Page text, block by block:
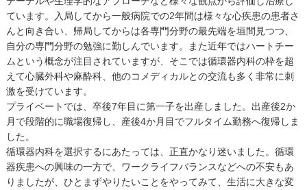
ています。入局してから一般病院での2年間は様々な心疾患の患者さ
んと向き合い、帰局してからは各専門分野の最先端を垣間見つつ、
自分の専門分野の勉強に勤しんでいます。また近年ではハートチー
ムという概念が注目されていますが、そこでは循環器内科の枠を超
えて心臓外科や麻酔科、他のコメディカルとの交流も多く非常に刺
激を受けています。
プライベートでは、卒後7年目に第一子を出産しました。出産後2か
月で段階的に職場復帰し、産後4か月目でフルタイム勤務へ復帰しま
した。
循環器内科を選択するにあたっては、正直かなり迷いました。循環
器疾患への興味の一方で、ワークライフバランスなどへの不安もあ
りましたが、ひとまずやりたいことをやってみて、生活に大きな変